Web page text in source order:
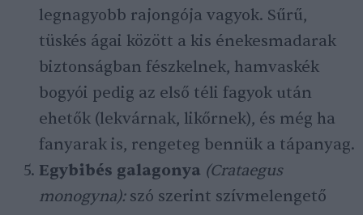
legnagyobb rajongója vagyok. Sűrű,
tüskés ágai között a kis énekesmadarak
biztonságban fészkelnek, hamvaskék
bogyói pedig az első téli fagyok után
ehetők (lekvárnak, likőrnek), és még ha
fanyarak is, rengeteg bennük a tápanyag.
Egybibés galagonya (Crataegus
monogyna): szó szerint szívmelengető